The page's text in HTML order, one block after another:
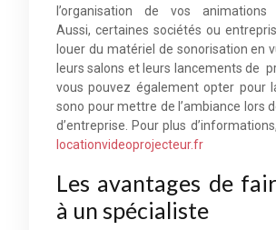
l’organisation de vos animations
Aussi, certaines sociétés ou
louer du matériel de sonorisation en
leurs salons et leurs lancements de
vous pouvez également opter pour
sono pour mettre de l’ambiance lors
d’entreprise. Pour plus
locationvideoprojecteur.fr
Les avantages de
à un spécialiste